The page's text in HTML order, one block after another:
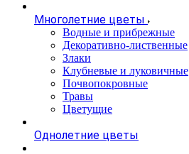
Многолетние цветы
Водные и прибрежные
Декоративно-лиственные
Злаки
Клубневые и луковичные
Почвопокровные
Травы
Цветущие
Однолетние цветы